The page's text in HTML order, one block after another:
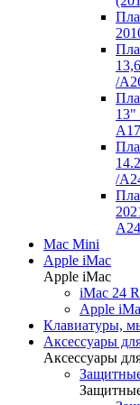
/
13"
/
Mac Mini
Apple iMac
Apple iMac
iMac 24
Apple
Клавиатуры,
Аксессуары
Аксессуары